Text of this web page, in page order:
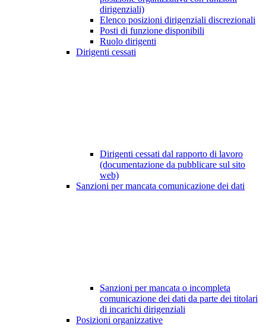
dirigenziali)
Elenco posizioni dirigenziali discrezionali
Posti di funzione disponibili
Ruolo dirigenti
Dirigenti cessati
Dirigenti cessati dal rapporto di lavoro
(documentazione da pubblicare sul sito
web)
Sanzioni per mancata comunicazione dei dati
Sanzioni per mancata o incompleta
comunicazione dei dati da parte dei titolari
di incarichi dirigenziali
Posizioni organizzative